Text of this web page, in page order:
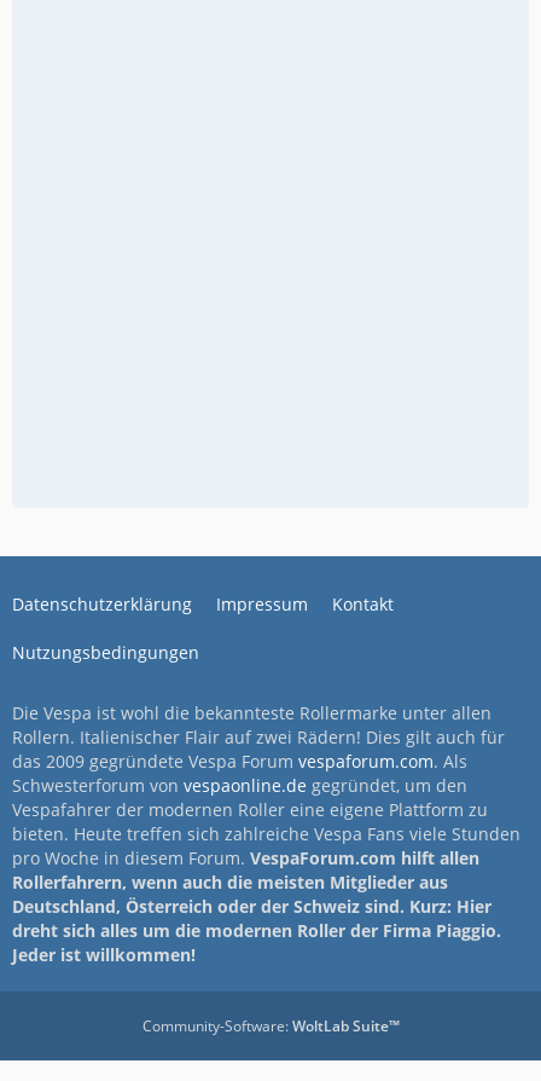
Datenschutzerklärung Impressum Kontakt
Nutzungsbedingungen
Die Vespa ist wohl die bekannteste Rollermarke unter allen
Rollern. Italienischer Flair auf zwei Rädern! Dies gilt auch für
das 2009 gegründete Vespa Forum vespaforum.com. Als
Schwesterforum von vespaonline.de gegründet, um den
Vespafahrer der modernen Roller eine eigene Plattform zu
bieten. Heute treffen sich zahlreiche Vespa Fans viele Stunden
pro Woche in diesem Forum. VespaForum.com hilft allen
Rollerfahrern, wenn auch die meisten Mitglieder aus
Deutschland, Österreich oder der Schweiz sind. Kurz: Hier
dreht sich alles um die modernen Roller der Firma Piaggio.
Jeder ist willkommen!
Community-Software:WoltLab Suite™